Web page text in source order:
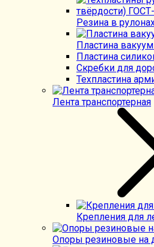
Резина в
Пластина
Пластина
Скребки для
Техпластина
Лента транспортерная
Крепления для
Опоры резиновые на